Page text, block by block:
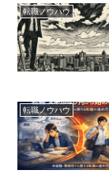
転職ノウハウ
転職ノウハウ